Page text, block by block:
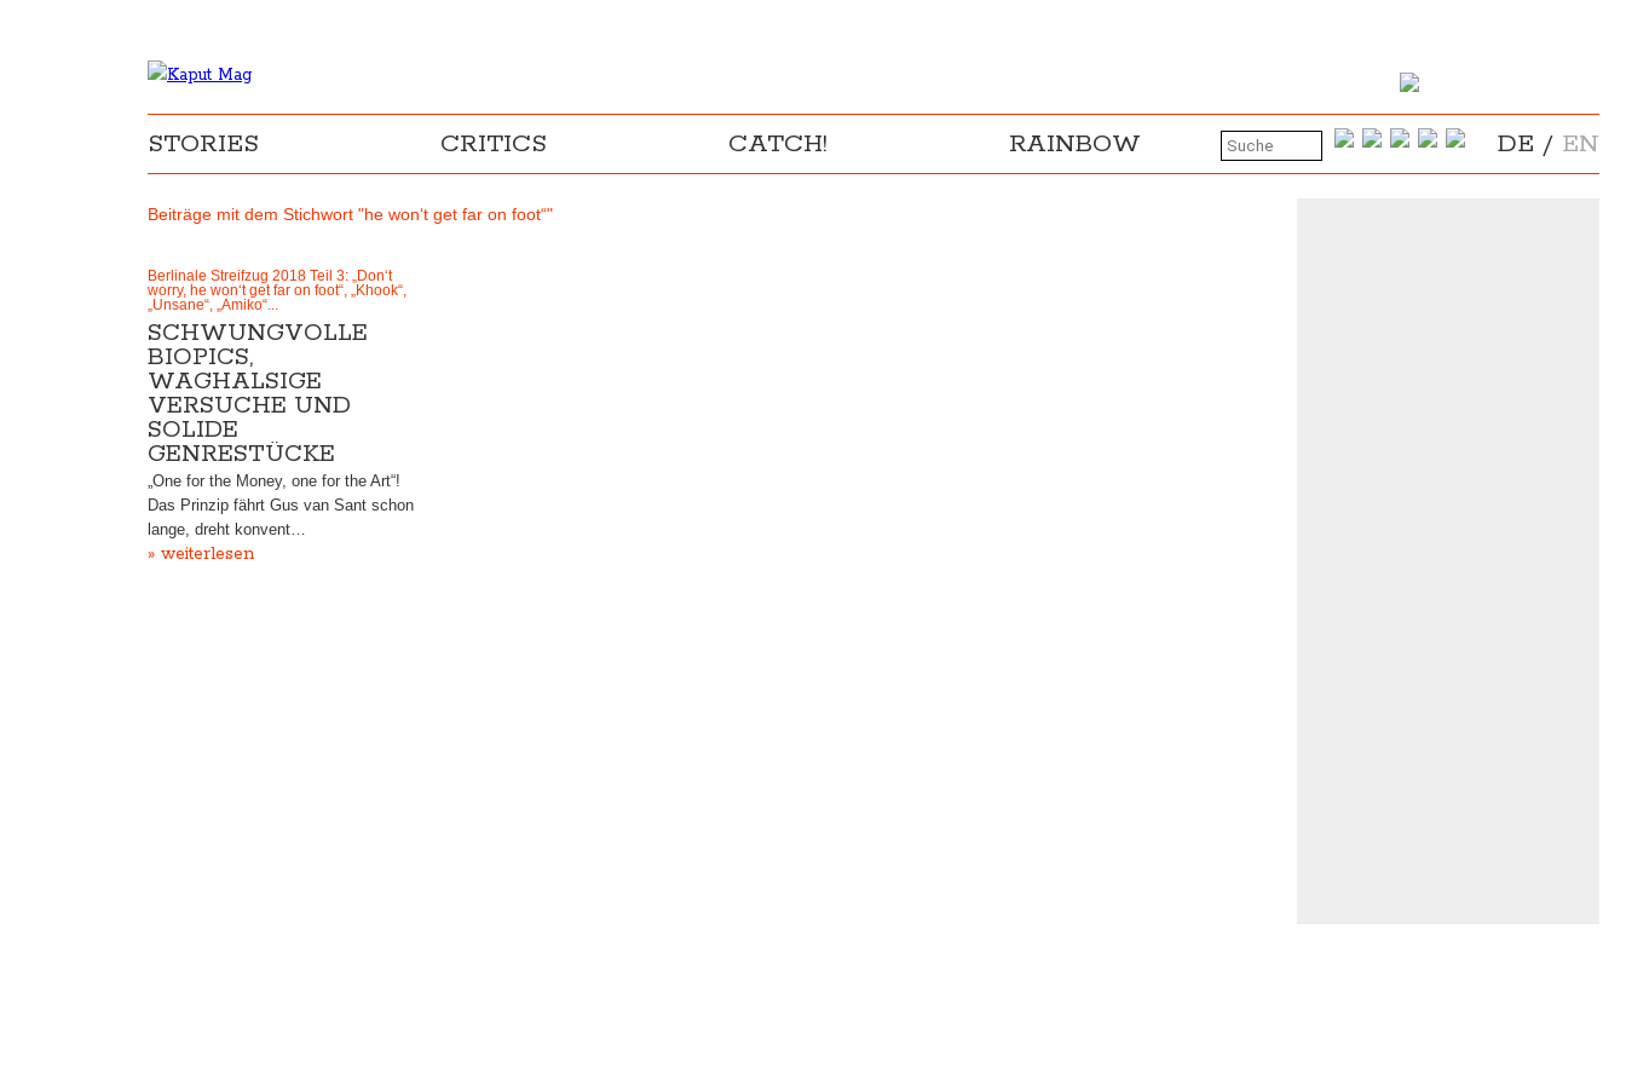
STORIES CRITICS CATCH! RAINBOW DE / EN
Beiträge mit dem Stichwort "he won‘t get far on foot“"
Berlinale Streifzug 2018 Teil 3: „Don‘t
worry, he won‘t get far on foot“, „Khook“,
„Unsane“, „Amiko“...
SCHWUNGVOLLE
BIOPICS,
WAGHALSIGE
VERSUCHE UND
SOLIDE
GENRESTÜCKE
„One for the Money, one for the Art“!
Das Prinzip fährt Gus van Sant schon
lange, dreht konvent…
» weiterlesen